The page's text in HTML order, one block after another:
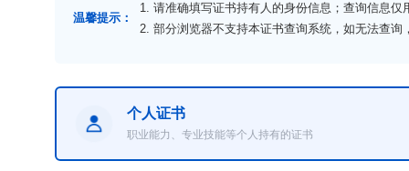
温馨提示：
1. 请准确填写证书持有人的身份信息；查询信息
2. 部分浏览器不支持本证书查询系统，如无法查询
个人证书
职业能力、专业技能等个人持有的证书